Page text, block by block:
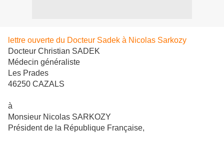
lettre ouverte du Docteur Sadek à Nicolas Sarkozy
Docteur Christian SADEK
Médecin généraliste
Les Prades
46250 CAZALS
à
Monsieur Nicolas SARKOZY
Président de la République Française,